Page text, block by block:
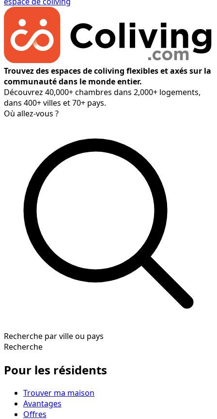
Trouvez des espaces de coliving flexibles et axés sur la
communauté dans le monde entier.
Découvrez 40,000+ chambres dans 2,000+ logements,
dans 400+ villes et 70+ pays.
Où allez-vous ?
Recherche par ville ou pays
Recherche
Pour les résidents
Trouver ma maison
Avantages
Offres